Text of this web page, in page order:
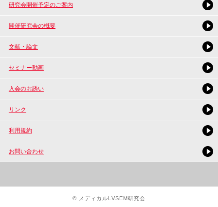
研究会開催予定のご案内
開催研究会の概要
文献・論文
セミナー動画
入会のお誘い
リンク
利用規約
お問い合わせ
© メディカルLVSEM研究会